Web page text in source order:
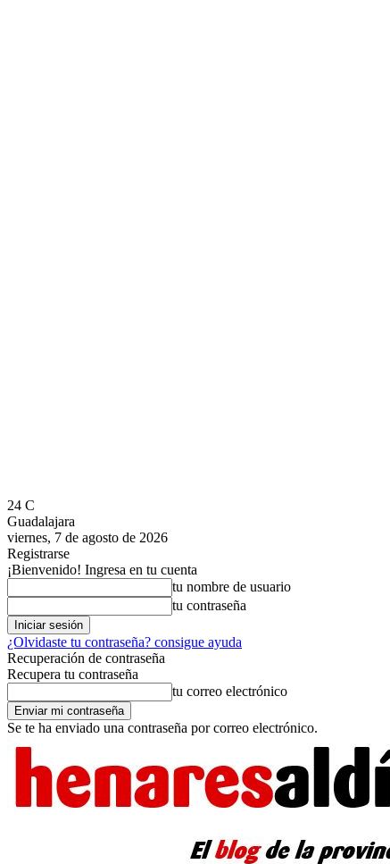
24 C
Guadalajara
viernes, 7 de agosto de 2026
Registrarse
¡Bienvenido! Ingresa en tu cuenta
tu nombre de usuario
tu contraseña
¿Olvidaste tu contraseña? consigue ayuda
Recuperación de contraseña
Recupera tu contraseña
tu correo electrónico
Se te ha enviado una contraseña por correo electrónico.